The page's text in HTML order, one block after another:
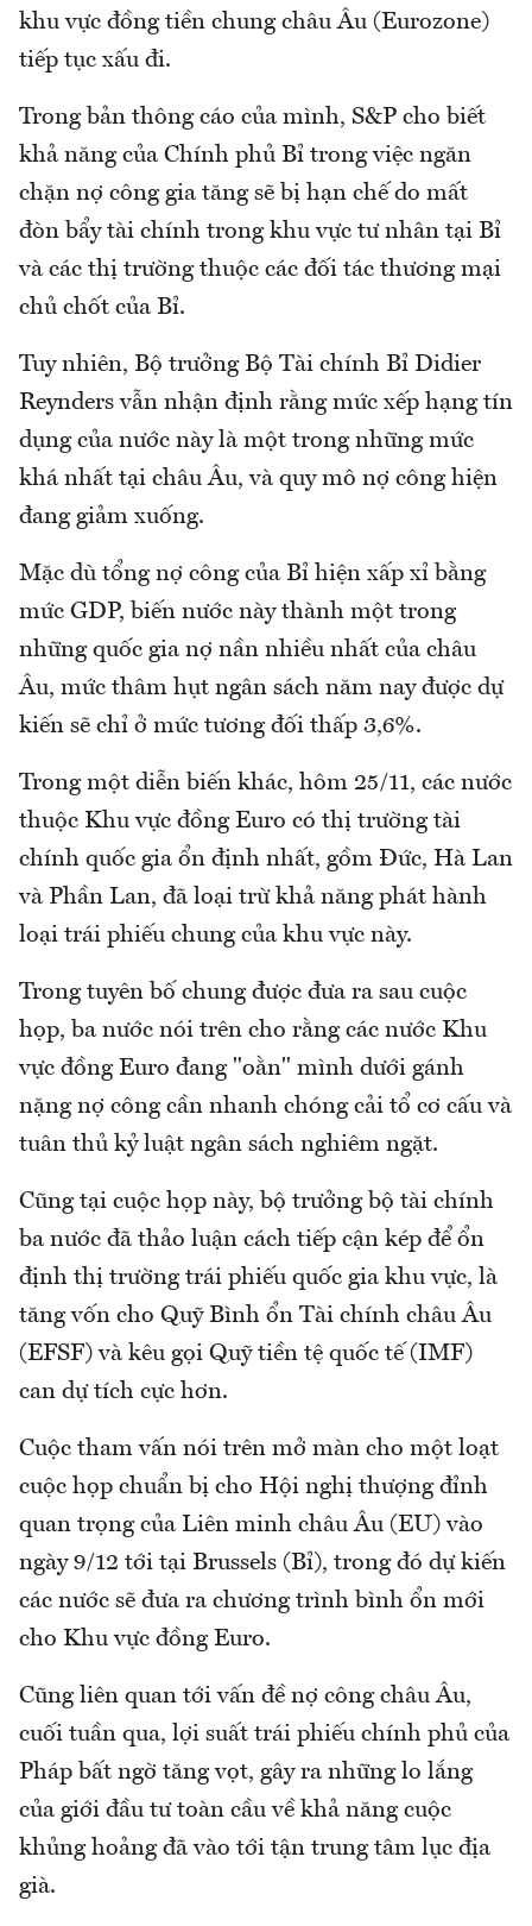
khu vực đồng tiền chung châu Âu (Eurozone)
tiếp tục xấu đi.
Trong bản thông cáo của mình, S&P cho biết
khả năng của Chính phủ Bỉ trong việc ngăn
chặn nợ công gia tăng sẽ bị hạn chế do mất
đòn bẩy tài chính trong khu vực tư nhân tại Bỉ
và các thị trường thuộc các đối tác thương mại
chủ chốt của Bỉ.
Tuy nhiên, Bộ trưởng Bộ Tài chính Bỉ Didier
Reynders vẫn nhận định rằng mức xếp hạng tín
dụng của nước này là một trong những mức
khá nhất tại châu Âu, và quy mô nợ công hiện
đang giảm xuống.
Mặc dù tổng nợ công của Bỉ hiện xấp xỉ bằng
mức GDP, biến nước này thành một trong
những quốc gia nợ nần nhiều nhất của châu
Âu, mức thâm hụt ngân sách năm nay được dự
kiến sẽ chỉ ở mức tương đối thấp 3,6%.
Trong một diễn biến khác, hôm 25/11, các nước
thuộc Khu vực đồng Euro có thị trường tài
chính quốc gia ổn định nhất, gồm Đức, Hà Lan
và Phần Lan, đã loại trừ khả năng phát hành
loại trái phiếu chung của khu vực này.
Trong tuyên bố chung được đưa ra sau cuộc
họp, ba nước nói trên cho rằng các nước Khu
vực đồng Euro đang "oằn" mình dưới gánh
nặng nợ công cần nhanh chóng cải tổ cơ cấu và
tuân thủ kỷ luật ngân sách nghiêm ngặt.
Cũng tại cuộc họp này, bộ trưởng bộ tài chính
ba nước đã thảo luận cách tiếp cận kép để ổn
định thị trường trái phiếu quốc gia khu vực, là
tăng vốn cho Quỹ Bình ổn Tài chính châu Âu
(EFSF) và kêu gọi Quỹ tiền tệ quốc tế (IMF)
can dự tích cực hơn.
Cuộc tham vấn nói trên mở màn cho một loạt
cuộc họp chuẩn bị cho Hội nghị thượng đỉnh
quan trọng của Liên minh châu Âu (EU) vào
ngày 9/12 tới tại Brussels (Bỉ), trong đó dự kiến
các nước sẽ đưa ra chương trình bình ổn mới
cho Khu vực đồng Euro.
Cũng liên quan tới vấn đề nợ công châu Âu,
cuối tuần qua, lợi suất trái phiếu chính phủ của
Pháp bất ngờ tăng vọt, gây ra những lo lắng
của giới đầu tư toàn cầu về khả năng cuộc
khủng hoảng đã vào tới tận trung tâm lục địa
già.